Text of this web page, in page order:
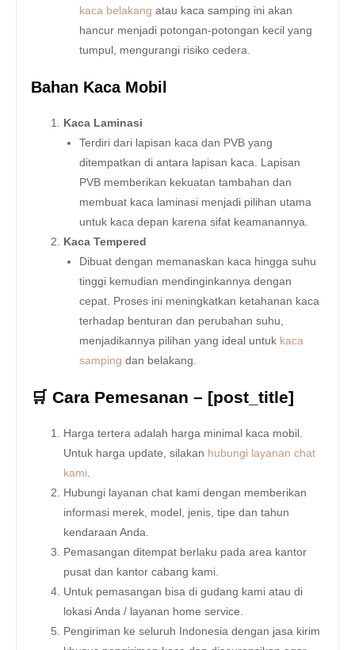
kaca belakang atau kaca samping ini akan
hancur menjadi potongan-potongan kecil yang
tumpul, mengurangi risiko cedera.
Bahan Kaca Mobil
Kaca Laminasi
Terdiri dari lapisan kaca dan PVB yang
ditempatkan di antara lapisan kaca. Lapisan
PVB memberikan kekuatan tambahan dan
membuat kaca laminasi menjadi pilihan utama
untuk kaca depan karena sifat keamanannya.
Kaca Tempered
Dibuat dengan memanaskan kaca hingga suhu
tinggi kemudian mendinginkannya dengan
cepat. Proses ini meningkatkan ketahanan kaca
terhadap benturan dan perubahan suhu,
menjadikannya pilihan yang ideal untuk kaca
samping dan belakang.
🛒 Cara Pemesanan – [post_title]
Harga tertera adalah harga minimal kaca mobil.
Untuk harga update, silakan hubungi layanan chat
kami
Hubungi layanan chat kami dengan memberikan
informasi merek, model, jenis, tipe dan tahun
kendaraan Anda.
Pemasangan ditempat berlaku pada area kantor
pusat dan kantor cabang kami.
Untuk pemasangan bisa di gudang kami atau di
lokasi Anda / layanan home service.
Pengiriman ke seluruh Indonesia dengan jasa kirim